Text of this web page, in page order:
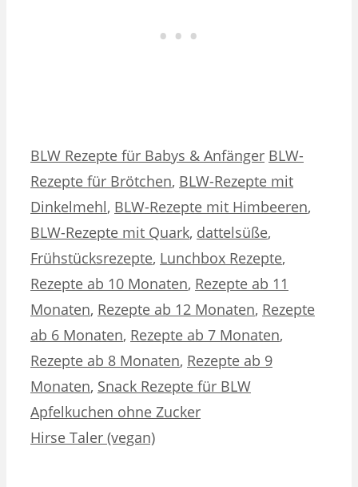
Kategorien
BLW Rezepte für Babys & Anfänger Schlagwörter
BLW-
Rezepte für Brötchen, BLW-Rezepte mit
Dinkelmehl, BLW-Rezepte mit Himbeeren,
BLW-Rezepte mit Quark, dattelsüße,
Frühstücksrezepte, Lunchbox Rezepte,
Rezepte ab 10 Monaten, Rezepte ab 11
Monaten, Rezepte ab 12 Monaten, Rezepte
ab 6 Monaten, Rezepte ab 7 Monaten,
Rezepte ab 8 Monaten, Rezepte ab 9
Monaten, Snack Rezepte für BLW
Apfelkuchen ohne Zucker
Hirse Taler (vegan)